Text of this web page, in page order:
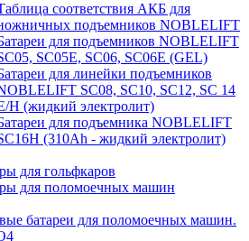
соответствия АКБ для
подъемников NOBLELIFT
для подъемников NOBLELIFT
SC05E, SC06, SC06E (GEL)
для линейки подъемников
SC08, SC10, SC12, SC 14
H (жидкий электролит)
для подъемника NOBLELIFT
(310Ah - жидкий электролит)
для гольфкаров
для поломоечных машин
батареи для поломоечных машин.